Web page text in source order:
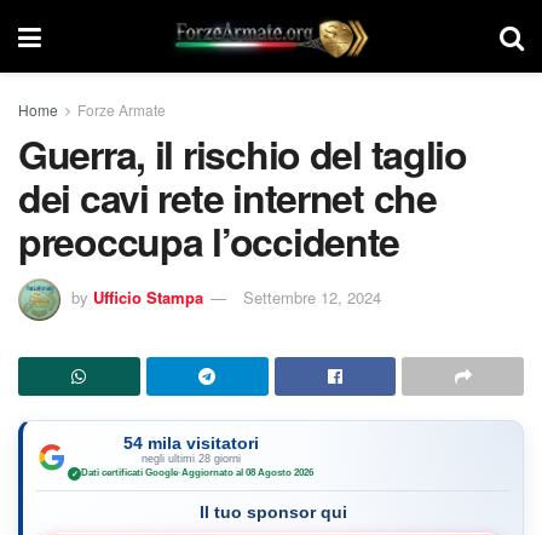
Home Forze Armate
Guerra, il rischio del taglio
dei cavi rete internet che
preoccupa l’occidente
by Ufficio Stampa Settembre 12, 2024
54 mila visitatori
negli ultimi 28 giorni
✓ Dati certificati Google·Aggiornato al 08 Agosto 2026
Il tuo sponsor qui